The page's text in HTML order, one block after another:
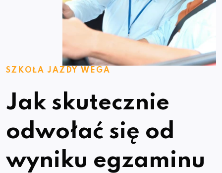
SZKOŁA JAZDY WEGA
Jak skutecznie
odwołać się od
wyniku egzaminu